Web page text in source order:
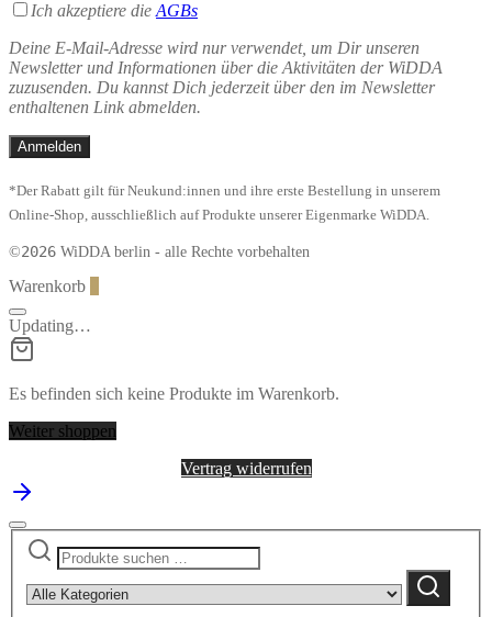
Ich akzeptiere die AGBs
Deine E-Mail-Adresse wird nur verwendet, um Dir unseren
Newsletter und Informationen über die Aktivitäten der WiDDA
zuzusenden. Du kannst Dich jederzeit über den im Newsletter
enthaltenen Link abmelden.
*Der Rabatt gilt für Neukund:innen und ihre erste Bestellung in unserem
Online-Shop, ausschließlich auf Produkte unserer Eigenmarke WiDDA.
©2026 WiDDA berlin - alle Rechte vorbehalten
Warenkorb
Updating…
Es befinden sich keine Produkte im Warenkorb.
Weiter shoppen
Vertrag widerrufen
Suchen
nach:
category:
Suchen